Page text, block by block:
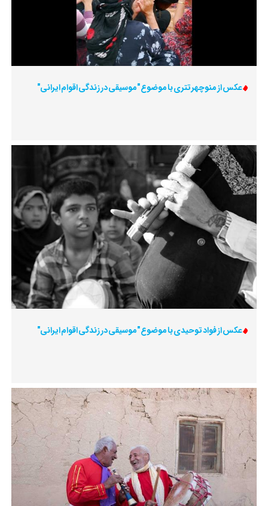
عکس از منوچهر تتری با موضوع "موسیقی در زندگی اقوام ایرانی"
عکس از فواد توحیدی با موضوع "موسیقی در زندگی اقوام ایرانی"